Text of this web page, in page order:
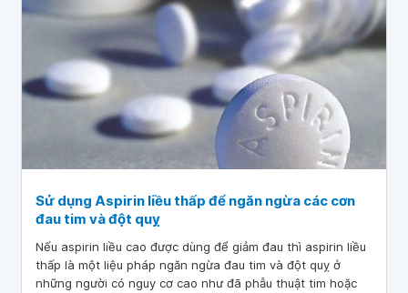
Sử dụng Aspirin liều thấp để ngăn ngừa các cơn
đau tim và đột quỵ
Nếu aspirin liều cao được dùng để giảm đau thì aspirin liều
thấp là một liệu pháp ngăn ngừa đau tim và đột quỵ ở
những người có nguy cơ cao như đã phẫu thuật tim hoặc